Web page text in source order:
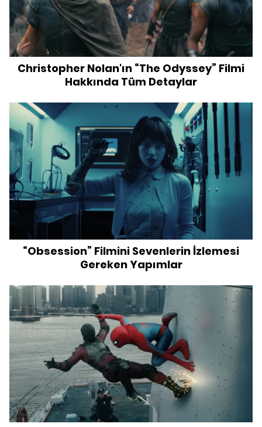
Christopher Nolan'ın “The Odyssey” Filmi
Hakkında Tüm Detaylar
“Obsession” Filmini Sevenlerin İzlemesi
Gereken Yapımlar